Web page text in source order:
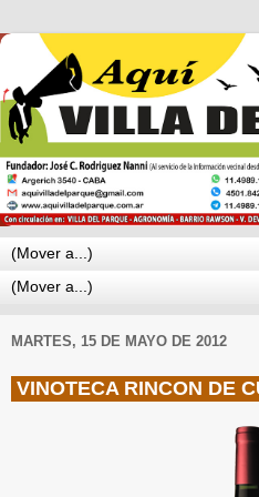
MARTES, 15 DE MAYO DE 2012
VINOTECA RINCON DE